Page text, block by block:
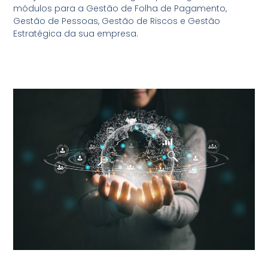
módulos para a Gestão de Folha de Pagamento,
Gestão de Pessoas, Gestão de Riscos e Gestão
Estratégica da sua empresa.